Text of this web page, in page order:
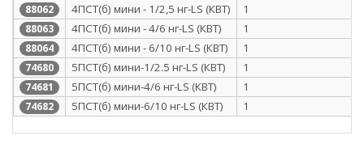
88062 4ПСТ(б) мини - 1/2,5 нг-LS (КВТ) 1
88063 4ПСТ(б) мини - 4/6 нг-LS (КВТ) 1
88064 4ПСТ(б) мини - 6/10 нг-LS (КВТ) 1
74680 5ПСТ(б) мини-1/2.5 нг-LS (КВТ) 1
74681 5ПСТ(б) мини-4/6 нг-LS (КВТ) 1
74682 5ПСТ(б) мини-6/10 нг-LS (КВТ) 1